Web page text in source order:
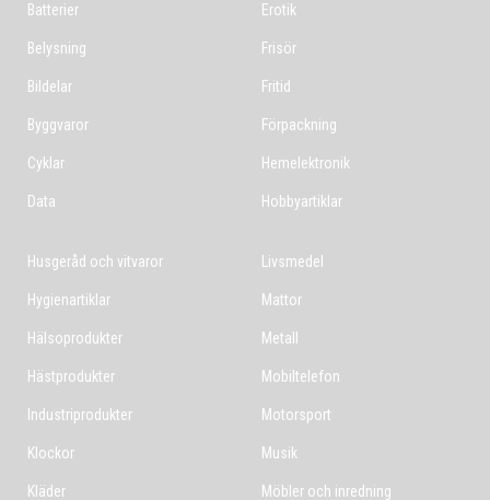
Batterier
Belysning
Bildelar
Byggvaror
Cyklar
Data
Erotik
Frisör
Fritid
Förpackning
Hemelektronik
Hobbyartiklar
Husgeråd och vitvaror
Hygienartiklar
Hälsoprodukter
Hästprodukter
Industriprodukter
Klockor
Kläder
Livsmedel
Mattor
Metall
Mobiltelefon
Motorsport
Musik
Möbler och inredning